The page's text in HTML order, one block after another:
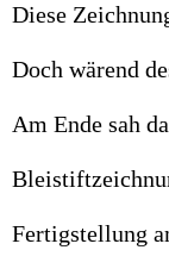
Diese
Doch wärend
Am Ende sah
Fertigstellung